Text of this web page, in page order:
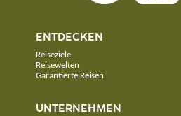
ENTDECKEN
Reiseziele
Reisewelten
Garantierte Reisen
UNTERNEHMEN